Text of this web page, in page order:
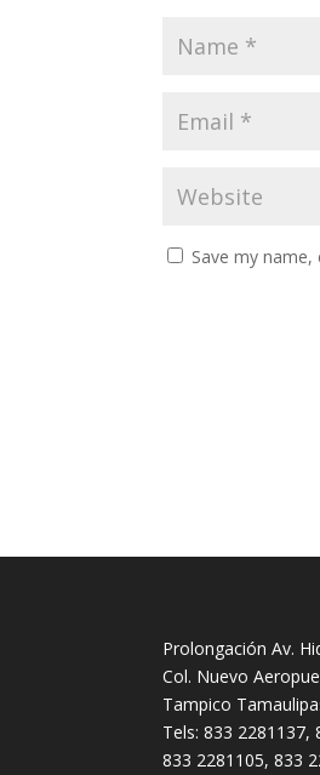
Save my
Prolongación Av.
Col. Nuevo
Tampico
Tels: 833 2281137,
833 2281105, 833